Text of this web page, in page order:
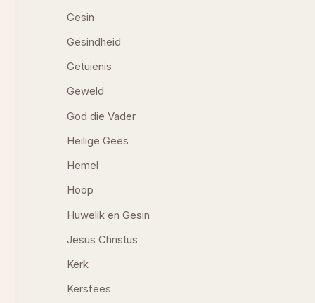
Gesin
Gesindheid
Getuienis
Geweld
God die Vader
Heilige Gees
Hemel
Hoop
Huwelik en Gesin
Jesus Christus
Kerk
Kersfees